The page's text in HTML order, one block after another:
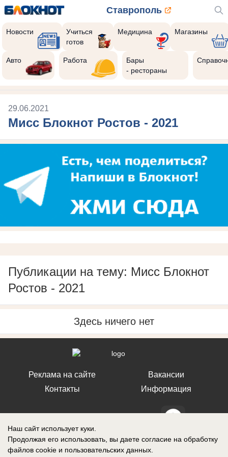
Ставрополь
Новости
Учиться
готов
Медицина Магазины
Авто Работа
Бары
- рестораны
29.06.2021
Мисс Блокнот Ростов - 2021
Публикации на тему: Мисс Блокнот
Ростов - 2021
Здесь ничего нет
Реклама на сайте
Контакты
Вакансии
Информация
СМИ Блокнот Ставрополь зарегистрировано Федеральной службой по
надзору в сфере связи, информационных технологий и массовых
Наш сайт использует куки.
Продолжая его использовать, вы даете согласие на обработку
файлов cookie и пользовательских данных.